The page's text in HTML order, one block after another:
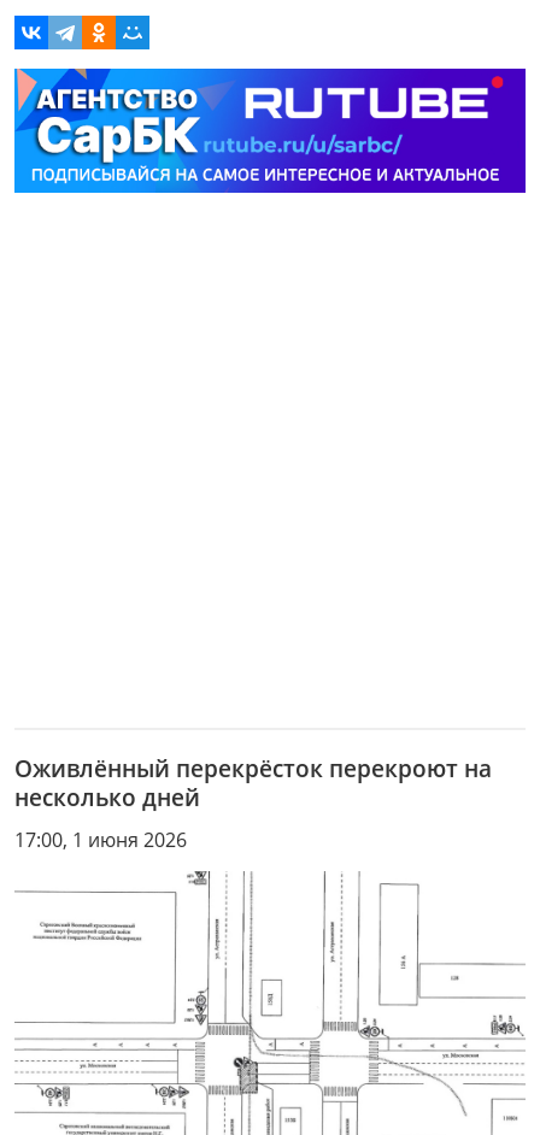
Оживлённый перекрёсток перекроют на
несколько дней
17:00, 1 июня 2026